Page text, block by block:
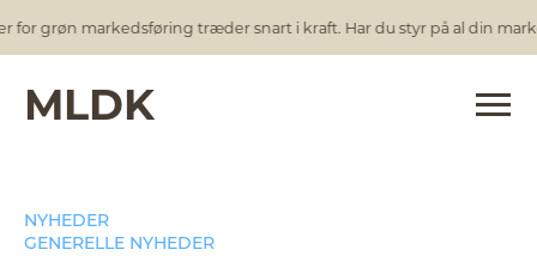
grøn markedsføring træder snart i kraft. Har du styr på al din
MLDK
NYHEDER
GENERELLE NYHEDER